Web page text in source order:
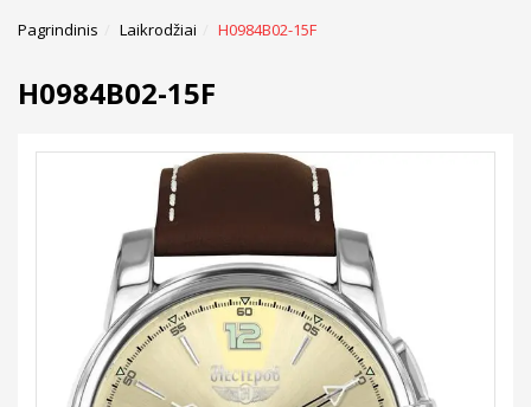
Pagrindinis Laikrodžiai H0984B02-15F
H0984B02-15F